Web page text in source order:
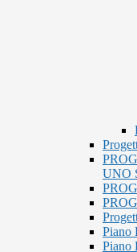
UNO
Piano
Piano